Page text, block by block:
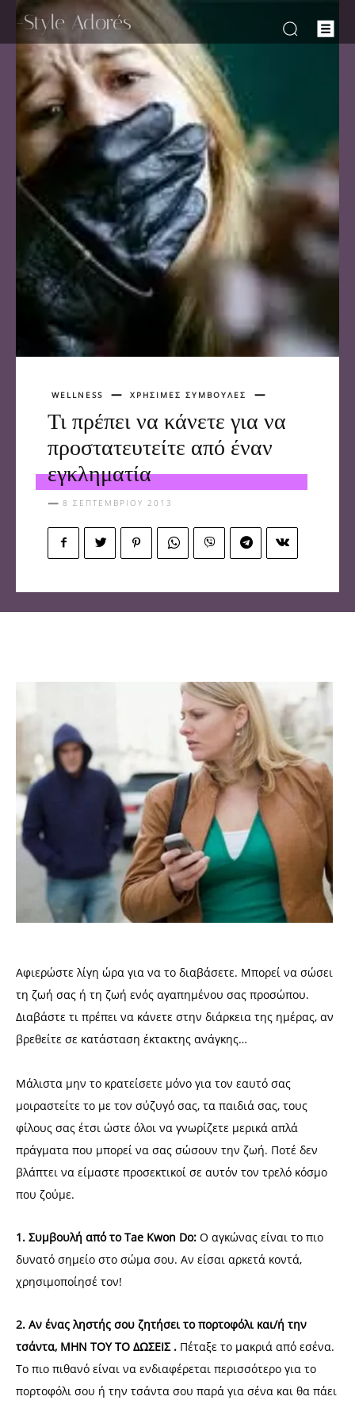
-Style Adorés
WELLNESS ΧΡΗΣΙΜΕΣ ΣΥΜΒΟΥΛΕΣ
Τι πρέπει να κάνετε για να
προστατευτείτε από έναν
εγκληματία
8 ΣΕΠΤΕΜΒΡΊΟΥ 2013
Αφιερώστε λίγη ώρα για να το διαβάσετε. Μπορεί να σώσει
τη ζωή σας ή τη ζωή ενός αγαπημένου σας προσώπου.
Διαβάστε τι πρέπει να κάνετε στην διάρκεια της ημέρας, αν
βρεθείτε σε κατάσταση έκτακτης ανάγκης…
Μάλιστα μην το κρατείσετε μόνο για τον εαυτό σας
μοιραστείτε το με τον σύζυγό σας, τα παιδιά σας, τους
φίλους σας έτσι ώστε όλοι να γνωρίζετε μερικά απλά
πράγματα που μπορεί να σας σώσουν την ζωή. Ποτέ δεν
βλάπτει να είμαστε προσεκτικοί σε αυτόν τον τρελό κόσμο
που ζούμε.
1. Συμβουλή από το Tae Kwon Do: Ο αγκώνας είναι το πιο
δυνατό σημείο στο σώμα σου. Αν είσαι αρκετά κοντά,
χρησιμοποίησέ τον!
2. Αν ένας ληστής σου ζητήσει το πορτοφόλι και/ή την
τσάντα, ΜΗΝ ΤΟΥ ΤΟ ΔΩΣΕΙΣ . Πέταξε το μακριά από εσένα.
Το πιο πιθανό είναι να ενδιαφέρεται περισσότερο για το
πορτοφόλι σου ή την τσάντα σου παρά για σένα και θα πάει